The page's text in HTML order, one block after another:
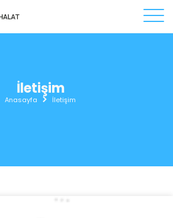
İletişim
Anasayfa İletişim